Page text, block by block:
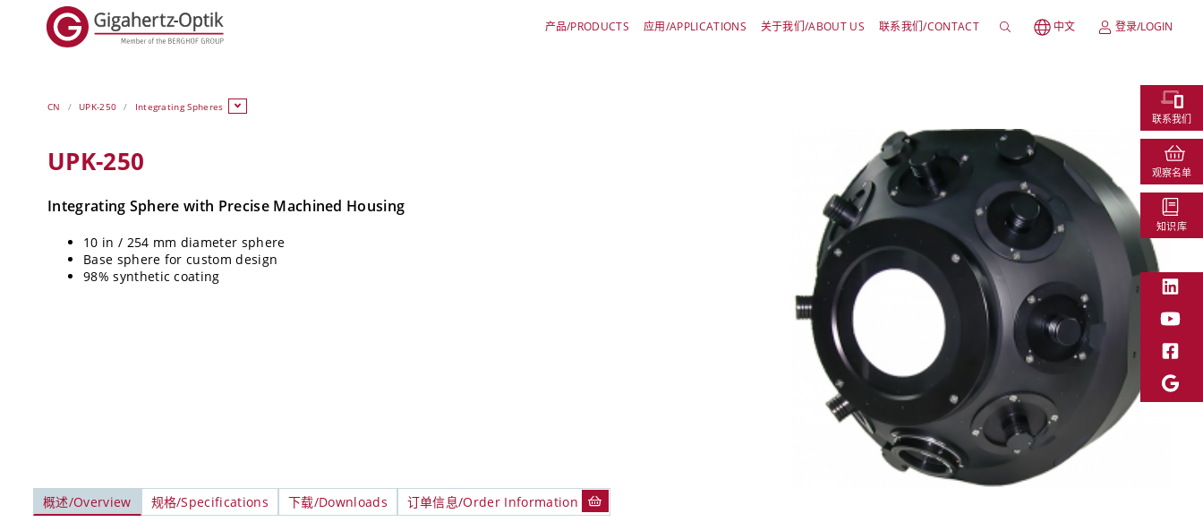
联系我们
观察名单
知识库
产品/PRODUCTS 应用/APPLICATIONS 关于我们/ABOUT US 联系我们/CONTACT 中文 登录/LOGIN
CN UPK-250 Integrating Spheres
UPK-250
Integrating Sphere with Precise Machined Housing
10 in / 254 mm diameter sphere
Base sphere for custom design
98% synthetic coating
概述/Overview 规格/Specifications 下载/Downloads 订单信息/Order Information